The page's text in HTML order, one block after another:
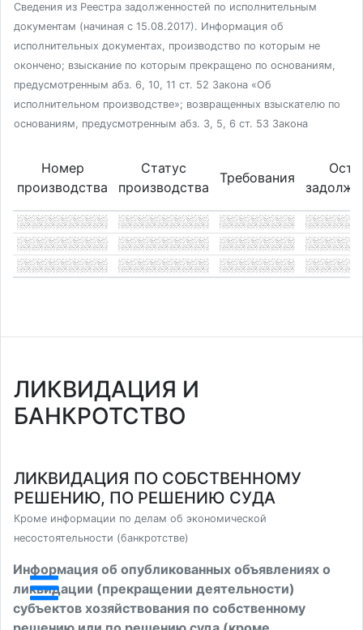
Сведения из Реестра задолженностей по исполнительным
документам (начиная с 15.08.2017). Информация об
исполнительных документах, производство по которым не
окончено; взыскание по которым прекращено по основаниям,
предусмотренным абз. 6, 10, 11 ст. 52 Закона «Об
исполнительном производстве»; возвращенных взыскателю по
основаниям, предусмотренным абз. 3, 5, 6 ст. 53 Закона
Номер
производства
Статус
производства
Требования
ЛИКВИДАЦИЯ И
БАНКРОТСТВО
ЛИКВИДАЦИЯ ПО СОБСТВЕННОМУ
РЕШЕНИЮ, ПО РЕШЕНИЮ СУДА
Кроме информации по делам об экономической
несостоятельности (банкротстве)
Информация об опубликованных объявлениях о
ликвидации (прекращении деятельности)
субъектов хозяйствования по собственному